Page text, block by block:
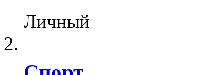
Личный